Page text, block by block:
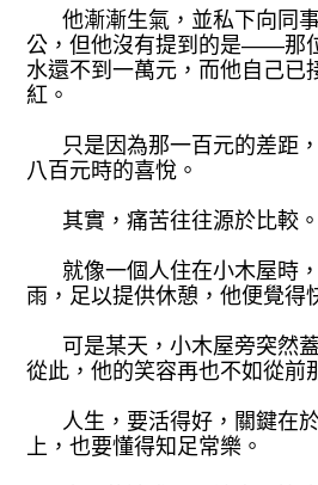
他漸漸生氣，並私下向同
公，但他沒有提到的是——那
水還不到一萬元，而他自己已
紅。
只是因為那一百元的差距
八百元時的喜悅。
其實，痛苦往往源於比較。
就像一個人住在小木屋時
雨，足以提供休憩，他便覺得
可是某天，小木屋旁突然蓋
從此，他的笑容再也不如從前
人生，要活得好，關鍵在
上，也要懂得知足常樂。